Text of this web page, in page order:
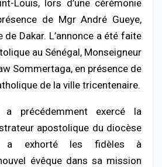
Louis, lors d’une cérémonie
de Mgr André Gueye,
de Dakar. L’annonce a été faite
au Sénégal, Monseigneur
Sommertaga, en présence de
de la ville tricentenaire.
précédemment exercé la
apostolique du diocèse
a exhorté les fidèles à
évêque dans sa mission